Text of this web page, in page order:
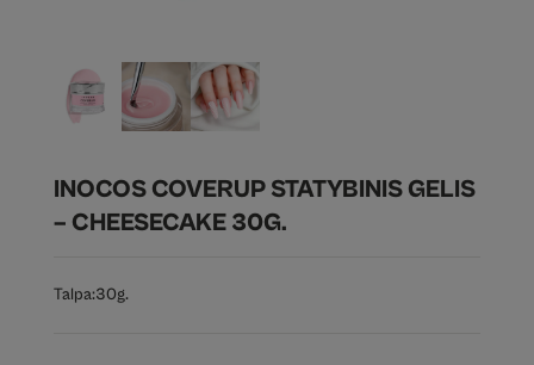
INOCOS COVERUP STATYBINIS GELIS
– CHEESECAKE 30G.
Talpa:30g.